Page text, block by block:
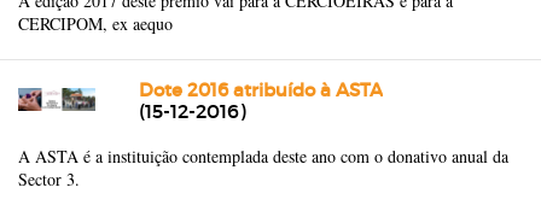
CERCIPOM, ex aequo
Dote 2016 atribuído à ASTA
(15-12-2016)
A ASTA é a instituição contemplada deste ano com o donativo anual da
Sector 3.